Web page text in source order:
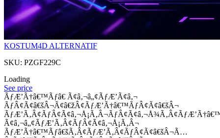
KOSTUM4D ALTERNATIF
SKU: PZGF229C
Loading
See price
ÃƒÆ’Ã†â€™Ãƒâ€ Ã¢â‚¬â„¢ÃƒÆ’Ã¢â‚¬
ÃƒÂ¢Ã¢â€šÂ¬Ã¢â€žÂ¢ÃƒÆ’Ã†â€™ÃƒÂ¢Ã¢â€šÂ¬
Ã¢â‚¬â„¢ÃƒÆ’Ã‚Â¢ÃƒÂ¢Ã¢â‚¬Å¡Ã‚Â¬
ÃƒÆ’Ã†â€™Ãƒâ€šÃ‚Â¢ÃƒÆ’Ã‚Â¢ÃƒÂ¢Ã¢â€šÂ¬Ã…